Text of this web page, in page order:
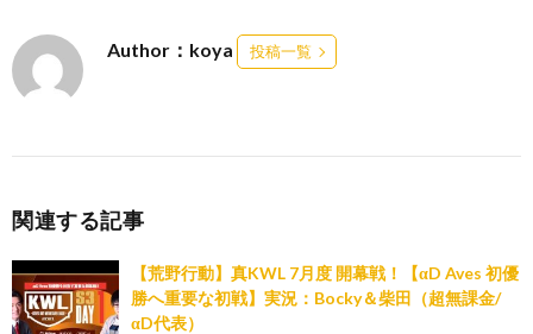
Author：koya 投稿一覧
関連する記事
【荒野行動】真KWL 7月度 開幕戦！【αD Aves 初優
勝へ重要な初戦】実況：Bocky＆柴田（超無課金/
αD代表）